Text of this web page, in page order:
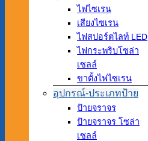
ไฟไซเรน
เสียงไซเรน
ไฟสปอร์ตไลท์ LED
ไฟกระพริบโซล่า
เซลล์
ขาตั้งไฟไซเรน
อุปกรณ์-ประเภทป้าย
ป้ายจราจร
ป้ายจราจร โซล่า
เซลล์